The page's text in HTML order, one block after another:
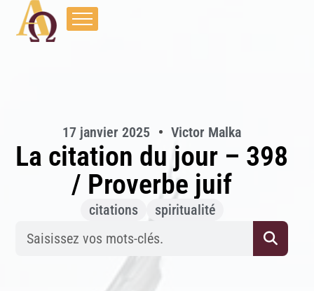
17 janvier 2025 Victor Malka
La citation du jour – 398
/ Proverbe juif
citations spiritualité